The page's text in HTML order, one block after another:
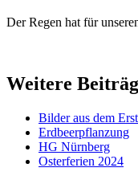
Der Regen hat für
Weitere
Bilder aus dem
Erdbeerpflanzung
HG Nürnberg
Osterferien 2024